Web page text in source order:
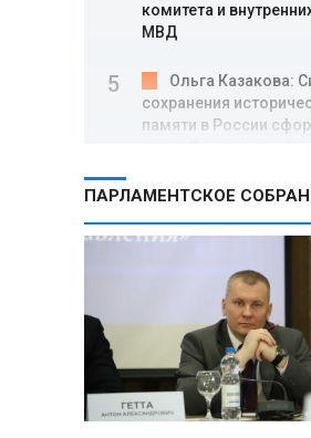
комитета и
МВД
Ольга Казакова:
сохранения
памяти в России
«Минскстрое»:
формируют новый
и должны активнее
в улучшении охраны
МИД РФ: Поездка
Зеленского в США не
ожидаемых
ПАРЛАМЕНТСКОЕ